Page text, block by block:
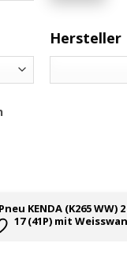
Hersteller
Pneu KENDA (K265 WW)
17 (41P) mit